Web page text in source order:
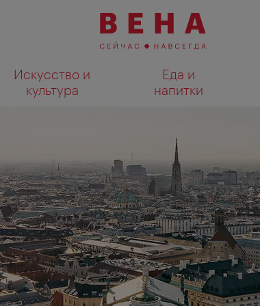
Искусство и
культура
Еда и
напитки